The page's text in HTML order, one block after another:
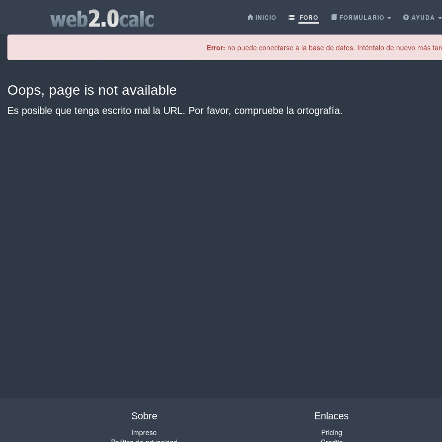
INICIO FORO FORMULARIO AYUDA
Error: no puede conectarse a la base de datos. Inténtalo de nuevo más
Oops, page is not available
Es posible que tenga escrito mal la URL. Por favor, compruebe la ortografía.
Sobre
Impreso
Enlaces
Pricing